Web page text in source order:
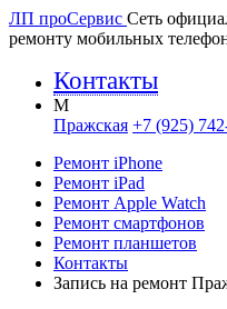
ЛП проСервис Сеть
ремонту мобильных
Контакты
M
Пражская +7 (925)
Ремонт iPhone
Ремонт iPad
Ремонт Apple Watch
Ремонт смартфонов
Ремонт планшетов
Контакты
Запись на ремонт